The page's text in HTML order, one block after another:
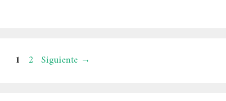
Página
1 Página
2 Siguiente →